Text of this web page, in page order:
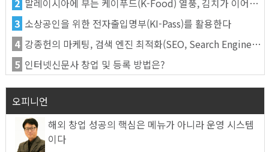
2 말레이시아에 부는 케이푸드(K-Food) 열풍, 김치가 이어간다
3 소상공인을 위한 전자출입명부(KI-Pass)를 활용한다
4 강종헌의 마케팅, 검색 엔진 최적화(SEO, Search Engine Optimization)란
5 인터넷신문사 창업 및 등록 방법은?
오피니언
해외 창업 성공의 핵심은 메뉴가 아니라 운영 시스템
이다